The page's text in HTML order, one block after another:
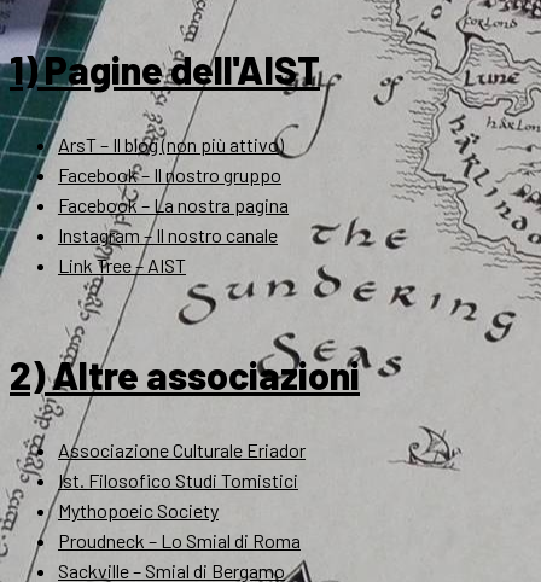
1) Pagine dell'AIST
ArsT – Il blog (non più attivo)
Facebook – Il nostro gruppo
Facebook – La nostra pagina
Instagram – Il nostro canale
Link Tree – AIST
2) Altre associazioni
Associazione Culturale Eriador
Ist. Filosofico Studi Tomistici
Mythopoeic Society
Proudneck – Lo Smial di Roma
Sackville – Smial di Bergamo